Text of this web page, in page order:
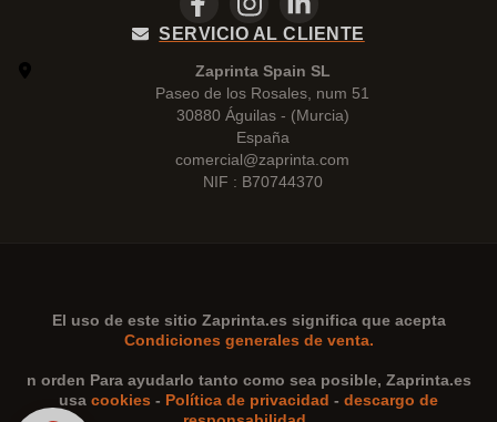
SERVICIO AL CLIENTE
Zaprinta Spain SL
Paseo de los Rosales, num 51
30880 Águilas - (Murcia)
España
comercial@zaprinta.com
NIF : B70744370
El uso de este sitio Zaprinta.es significa que acepta
Condiciones generales de venta.
n orden Para ayudarlo tanto como sea posible, Zaprinta.es
usa cookies - Política de privacidad - descargo de